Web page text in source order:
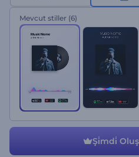
Mevcut stiller (6)
Şi̇mdi̇